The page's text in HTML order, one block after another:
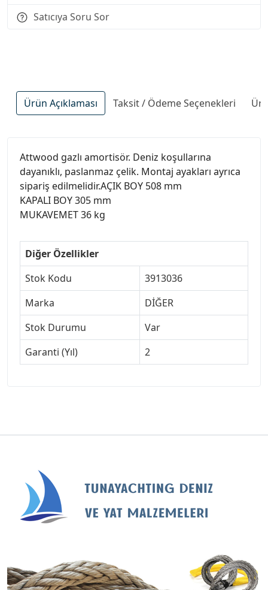
Satıcıya Soru Sor
Ürün Açıklaması Taksit / Ödeme Seçenekleri
Attwood gazlı amortisör. Deniz koşullarına
dayanıklı, paslanmaz çelik. Montaj ayakları ayrıca
sipariş edilmelidir.AÇIK BOY 508 mm
KAPALI BOY 305 mm
MUKAVEMET 36 kg
Diğer Özellikler
Stok Kodu
3913036
Marka
DİĞER
Stok Durumu
Var
Garanti (Yıl)
2